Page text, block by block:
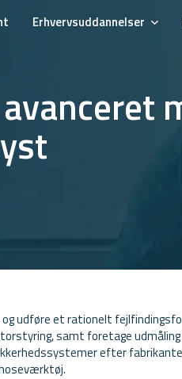
Erhvervsuddannelser
udføre et rationelt
samt foretage udmåling
efter